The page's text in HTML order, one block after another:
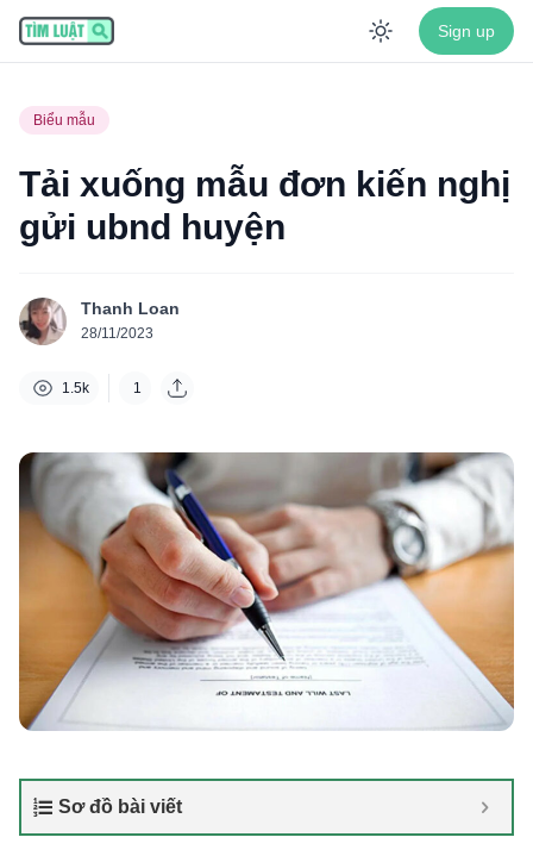
Enable
Sign up
Biểu mẫu
Tải xuống mẫu đơn kiến nghị
gửi ubnd huyện
Thanh Loan
28/11/2023
1.5k 1
Sơ đồ bài viết